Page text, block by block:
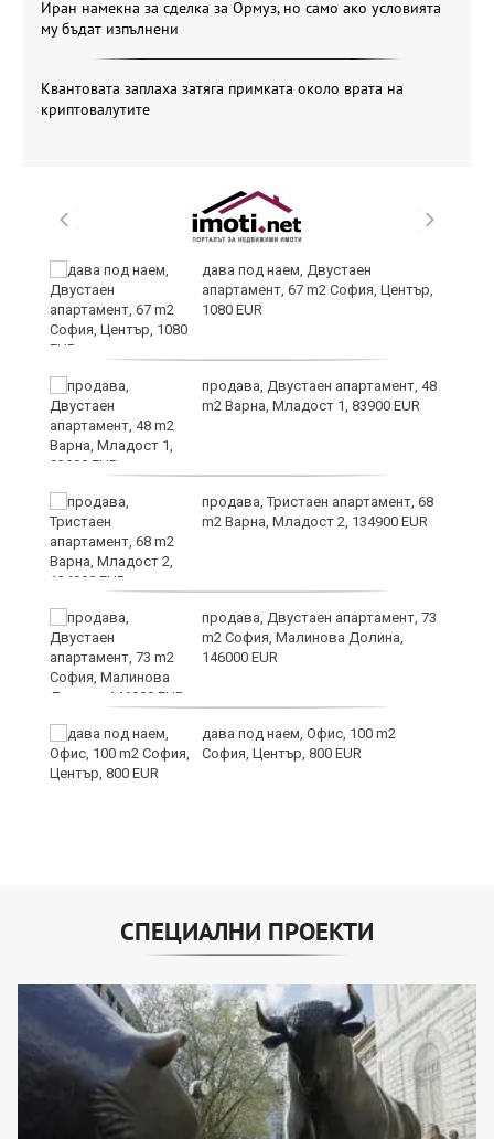
Иран намекна за сделка за Ормуз, но само ако условията
му бъдат изпълнени
Квантовата заплаха затяга примката около врата на
криптовалутите
дава под наем, Двустаен
апартамент, 67 m2 София, Център,
1080 EUR
продава, Двустаен апартамент, 48
m2 Варна, Младост 1, 83900 EUR
продава, Тристаен апартамент, 68
m2 Варна, Младост 2, 134900 EUR
продава, Двустаен апартамент, 73
m2 София, Малинова Долина,
146000 EUR
дава под наем, Офис, 100 m2
София, Център, 800 EUR
СПЕЦИАЛНИ ПРОЕКТИ